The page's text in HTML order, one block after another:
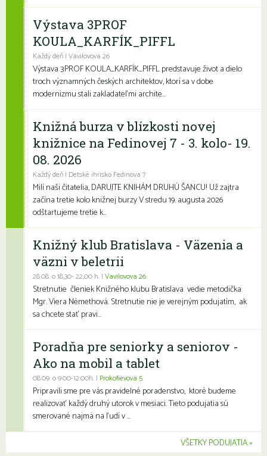
Výstava 3PROF
KOULA_KARFÍK_PIFFL
Každý deň | Vavilovova 26
Výstava 3PROF KOULA_KARFÍK_PIFFL predstavuje život a dielo
troch významných českých architektov, ktorí sa v dobe
modernizmu stali zakladateľmi archite...
Knižná burza v blízkosti novej
knižnice na Fedinovej 7 - 3. kolo- 19.
08. 2026
Každý deň | Detské ihrisko Fedinova 7
Milí naši čitatelia, DARUJTE KNIHÁM DRUHÚ ŠANCU! Už zajtra
začína tretie kolo knižnej burzy V stredu 19. augusta 2026
odštartujeme tretie k...
Knižný klub Bratislava - Väzenia a
väzni v beletrii
28.08. o 18,30- 22,00 h. | Vavilovova 26
Stretnutie členiek Knižného klubu Bratislava vedie metodička
Mgr. Viera Némethová. Stretnutie nie je verejným podujatím, ak
sa chcete stať pravi...
Poradňa pre seniorky a seniorov -
Ako na mobil a tablet
08.09. o 9:00-12:00h. | Prokofievova 5
Pripravili sme pre vás pravidelné poradenstvo, ktoré budeme
realizovať každý druhý utorok v mesiaci. Tieto podujatia sú
smerované najmä na ľudí v ...
VŠETKY PODUJATIA